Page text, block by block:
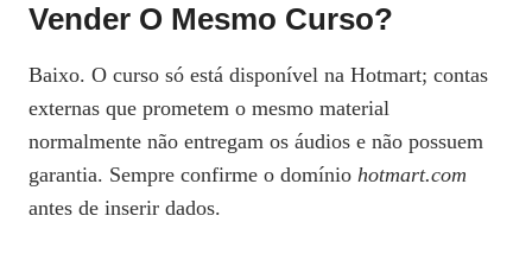
Vender O Mesmo Curso?
Baixo. O curso só está disponível na Hotmart; contas
externas que prometem o mesmo material
normalmente não entregam os áudios e não possuem
garantia. Sempre confirme o domínio hotmart.com
antes de inserir dados.